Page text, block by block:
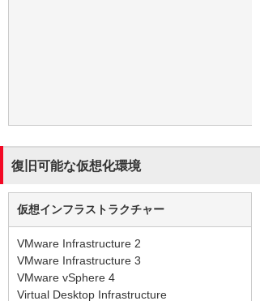
復旧可能な仮想化環境
仮想インフラストラクチャー
VMware Infrastructure 2
VMware Infrastructure 3
VMware vSphere 4
Virtual Desktop Infrastructure